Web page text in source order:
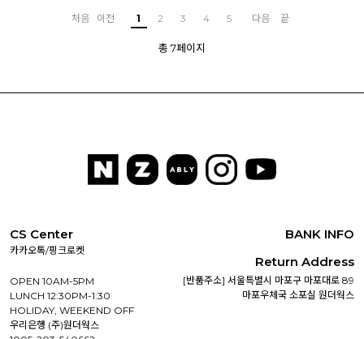
처음 이전 1 2 3 4 5 다음 끝
총 7페이지
CS Center
카카오톡/핑크로켓
OPEN 10AM-5PM
LUNCH 12:30PM-1:30
HOLIDAY, WEEKEND OFF
우리은행 (주)원더웍스
BANK INFO
Return Address
[반품주소] 서울특별시 마포구 마포대로 89
마포우체국 소포실 원더웍스